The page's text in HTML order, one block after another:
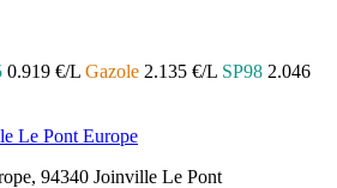
0.919 €/L Gazole 2.135 €/L SP98 2.046
Le Pont Europe
94340 Joinville Le Pont